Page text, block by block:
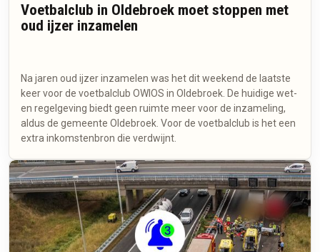
Voetbalclub in Oldebroek moet stoppen met
oud ijzer inzamelen
Na jaren oud ijzer inzamelen was het dit weekend de laatste
keer voor de voetbalclub OWIOS in Oldebroek. De huidige wet-
en regelgeving biedt geen ruimte meer voor de inzameling,
aldus de gemeente Oldebroek. Voor de voetbalclub is het een
extra inkomstenbron die verdwijnt.